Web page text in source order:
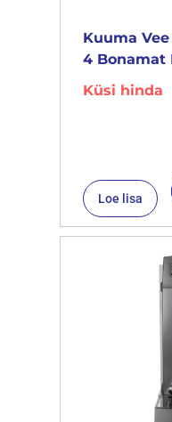
Kuuma
4 Bonamat
Küsi hinda
Loe lisa